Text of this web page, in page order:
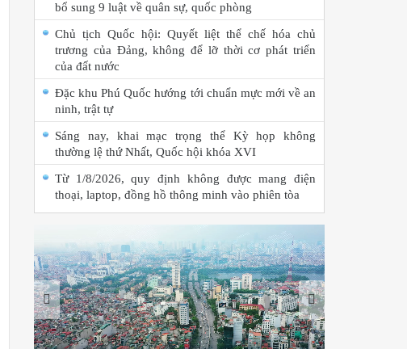
bổ sung 9 luật về quân sự, quốc phòng
Chủ tịch Quốc hội: Quyết liệt thể chế hóa chủ
trương của Đảng, không để lỡ thời cơ phát triển
của đất nước
Đặc khu Phú Quốc hướng tới chuẩn mực mới về an
ninh, trật tự
Sáng nay, khai mạc trọng thể Kỳ họp không
thường lệ thứ Nhất, Quốc hội khóa XVI
Từ 1/8/2026, quy định không được mang điện
thoại, laptop, đồng hồ thông minh vào phiên tòa